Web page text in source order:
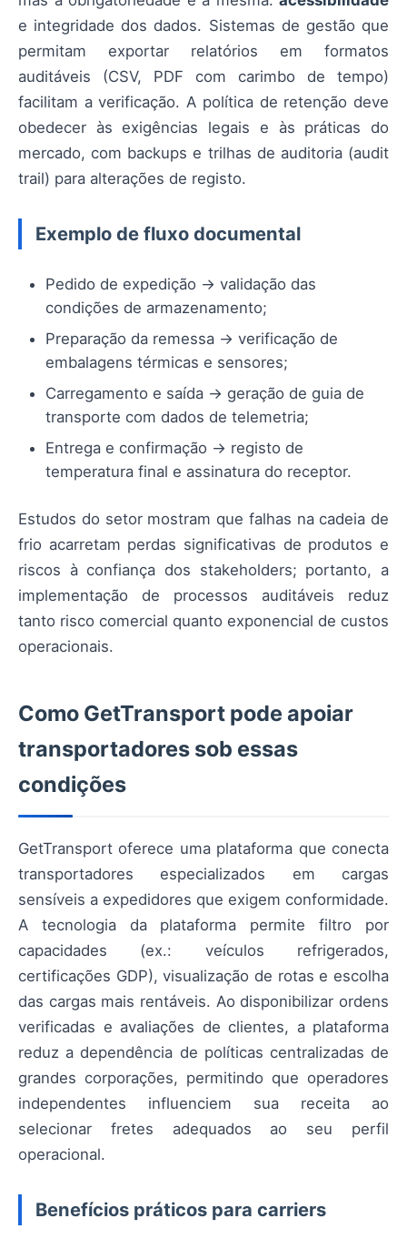
e integridade dos dados. Sistemas de gestão que
permitam exportar relatórios em formatos
auditáveis (CSV, PDF com carimbo de tempo)
facilitam a verificação. A política de retenção deve
obedecer às exigências legais e às práticas do
mercado, com backups e trilhas de auditoria (audit
trail) para alterações de registo.
Exemplo de fluxo documental
Pedido de expedição → validação das
condições de armazenamento;
Preparação da remessa → verificação de
embalagens térmicas e sensores;
Carregamento e saída → geração de guia de
transporte com dados de telemetria;
Entrega e confirmação → registo de
temperatura final e assinatura do receptor.
Estudos do setor mostram que falhas na cadeia de
frio acarretam perdas significativas de produtos e
riscos à confiança dos stakeholders; portanto, a
implementação de processos auditáveis reduz
tanto risco comercial quanto exponencial de custos
operacionais.
Como GetTransport pode apoiar
transportadores sob essas
condições
GetTransport oferece uma plataforma que conecta
transportadores especializados em cargas
sensíveis a expedidores que exigem conformidade.
A tecnologia da plataforma permite filtro por
capacidades (ex.: veículos refrigerados,
certificações GDP), visualização de rotas e escolha
das cargas mais rentáveis. Ao disponibilizar ordens
verificadas e avaliações de clientes, a plataforma
reduz a dependência de políticas centralizadas de
grandes corporações, permitindo que operadores
independentes influenciem sua receita ao
selecionar fretes adequados ao seu perfil
operacional.
Benefícios práticos para carriers